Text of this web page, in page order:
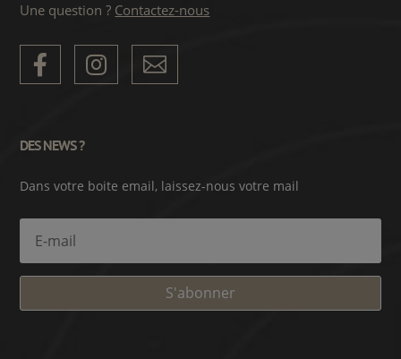
Une question ? Contactez-nous
  
DES NEWS ?
Dans votre boite email, laissez-nous votre mail
S'abonner